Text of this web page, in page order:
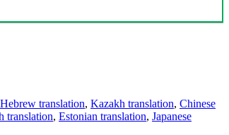
Hebrew translation, Kazakh translation, Chinese
translation, Estonian translation, Japanese